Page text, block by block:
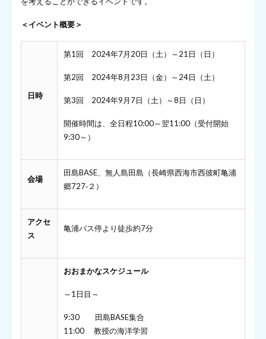
＜イベント概要＞
日時
第1回 2024年7月20日（土）～21日（日）
第2回 2024年8月23日（金）～24日（土）
第3回 2024年9月7日（土）～8日（日）
開催時間は、全日程10:00～翌11:00（受付開始
9:30～）
会場
田島BASE、無人島田島（長崎県西海市西彼町亀浦
郷727‐２）
アクセ
ス
亀浦バス停より徒歩約7分
おおまかなスケジュール
～1日目～
9:30 田島BASE集合
11:00 教授の海洋学習